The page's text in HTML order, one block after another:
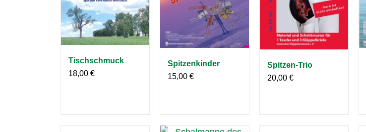
Tischschmuck
18,00 €
Spitzenkinder
15,00€
Spitzen-Trio
20,00 €